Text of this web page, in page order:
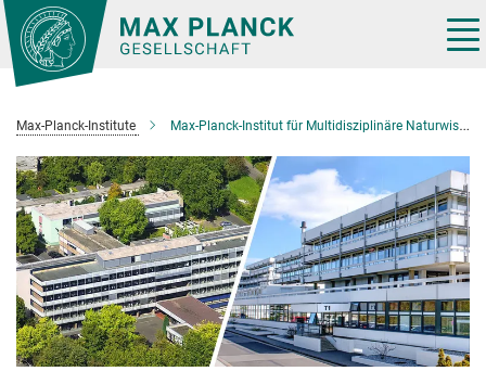
Hauptinhalt
Max-Planck-Institute Max-Planck-Institut für Multidisziplinäre Naturwissenschaften